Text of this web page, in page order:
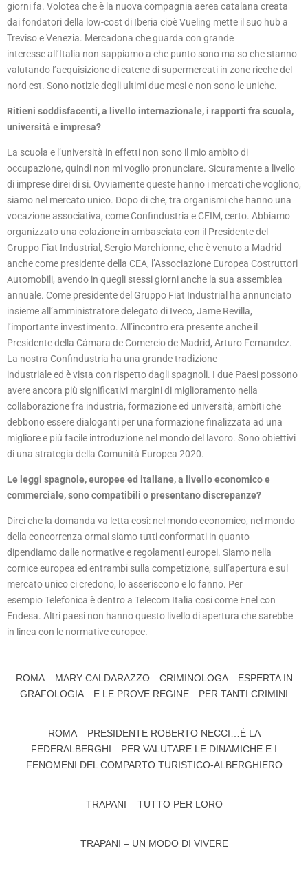
giorni fa. Volotea che è la nuova compagnia aerea catalana creata
dai fondatori della low-cost di Iberia cioè Vueling mette il suo hub a
Treviso e Venezia. Mercadona che guarda con grande
interesse all’Italia non sappiamo a che punto sono ma so che stanno
valutando l’acquisizione di catene di supermercati in zone ricche del
nord est. Sono notizie degli ultimi due mesi e non sono le uniche.
Ritieni soddisfacenti, a livello internazionale, i rapporti fra scuola,
università e impresa?
La scuola e l’università in effetti non sono il mio ambito di
occupazione, quindi non mi voglio pronunciare. Sicuramente a livello
di imprese direi di si. Ovviamente queste hanno i mercati che vogliono,
siamo nel mercato unico. Dopo di che, tra organismi che hanno una
vocazione associativa, come Confindustria e CEIM, certo. Abbiamo
organizzato una colazione in ambasciata con il Presidente del
Gruppo Fiat Industrial, Sergio Marchionne, che è venuto a Madrid
anche come presidente della CEA, l’Associazione Europea Costruttori
Automobili, avendo in quegli stessi giorni anche la sua assemblea
annuale. Come presidente del Gruppo Fiat Industrial ha annunciato
insieme all’amministratore delegato di Iveco, Jame Revilla,
l’importante investimento. All’incontro era presente anche il
Presidente della Cámara de Comercio de Madrid, Arturo Fernandez.
La nostra Confindustria ha una grande tradizione
industriale ed è vista con rispetto dagli spagnoli. I due Paesi possono
avere ancora più significativi margini di miglioramento nella
collaborazione fra industria, formazione ed università, ambiti che
debbono essere dialoganti per una formazione finalizzata ad una
migliore e più facile introduzione nel mondo del lavoro. Sono obiettivi
di una strategia della Comunità Europea 2020.
Le leggi spagnole, europee ed italiane, a livello economico e
commerciale, sono compatibili o presentano discrepanze?
Direi che la domanda va letta così: nel mondo economico, nel mondo
della concorrenza ormai siamo tutti conformati in quanto
dipendiamo dalle normative e regolamenti europei. Siamo nella
cornice europea ed entrambi sulla competizione, sull’apertura e sul
mercato unico ci credono, lo asseriscono e lo fanno. Per
esempio Telefonica è dentro a Telecom Italia cosi come Enel con
Endesa. Altri paesi non hanno questo livello di apertura che sarebbe
in linea con le normative europee.
ROMA – MARY CALDARAZZO…CRIMINOLOGA…ESPERTA IN
GRAFOLOGIA…E LE PROVE REGINE…PER TANTI CRIMINI
ROMA – PRESIDENTE ROBERTO NECCI…È LA
FEDERALBERGHI…PER VALUTARE LE DINAMICHE E I
FENOMENI DEL COMPARTO TURISTICO-ALBERGHIERO
TRAPANI – TUTTO PER LORO
TRAPANI – UN MODO DI VIVERE